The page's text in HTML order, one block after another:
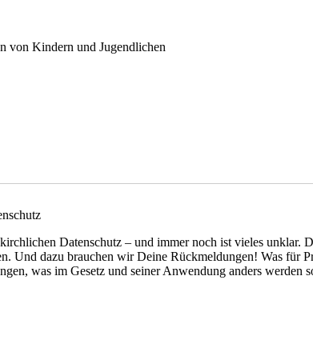
von Kindern und Jugendlichen
Datenschutz – und immer noch ist vieles
Und dazu brauchen wir Deine Rückmeldungen! Was für
was im Gesetz und seiner Anwendung anders werden